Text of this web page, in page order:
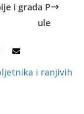
i grada P
ule